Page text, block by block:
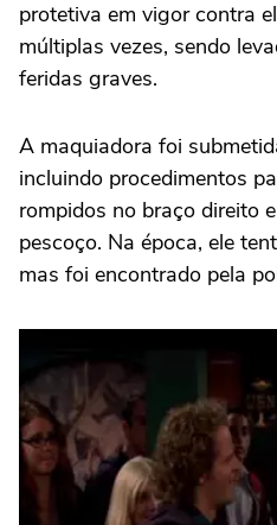
protetiva em vigor contra
múltiplas vezes, sendo
feridas graves.
A maquiadora foi
incluindo procedimentos
rompidos no braço direito
pescoço. Na época, ele
mas foi encontrado pela